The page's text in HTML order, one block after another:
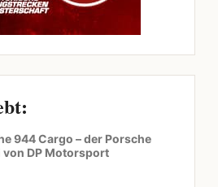
944 Cargo – der Porsche
von DP Motorsport